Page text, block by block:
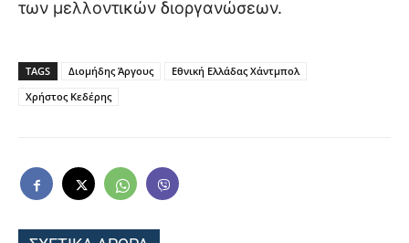
των μελλοντικών διοργανώσεων.
TAGS Διομήδης Άργους
Εθνική Ελλάδας Χάντμπολ
Χρήστος Κεδέρης